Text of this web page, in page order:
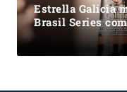
Estrella Galicia
Brasil Series